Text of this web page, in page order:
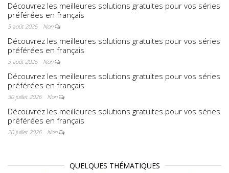
Découvrez les meilleures solutions gratuites pour vos séries
préférées en français
5 août 2026 Non
Découvrez les meilleures solutions gratuites pour vos séries
préférées en français
3 août 2026 Non
Découvrez les meilleures solutions gratuites pour vos séries
préférées en français
30 juillet 2026 Non
Découvrez les meilleures solutions gratuites pour vos séries
préférées en français
20 juillet 2026 Non
QUELQUES THÉMATIQUES